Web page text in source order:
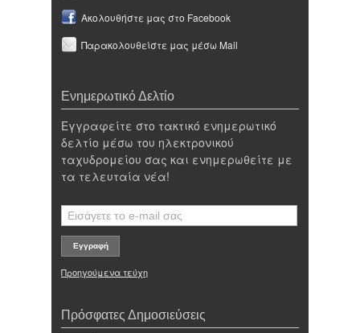
Ακολουθήστε μας στο Facebook
Παρακολουθείστε μας μέσω Mail
Ενημερωτικό Δελτίο
Εγγραφείτε στο τακτικό ενημερωτικό
δελτίο μέσω του ηλεκτρονικού
ταχυδρομείου σας και ενημερωθείτε με
τα τελευταία νέα!
Προηγούμενα τεύχη
Πρόσφατες Δημοσιεύσεις